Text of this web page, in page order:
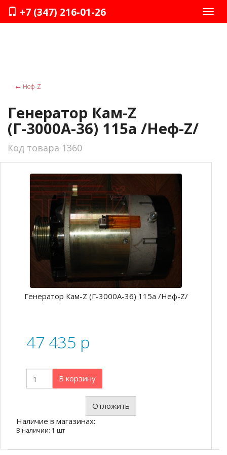
+7 (347) 216-01-26
← Неф-Z
Генератор Кам-Z
(Г-3000А-36) 115а /Неф-Z/
Код товара 1360
Генератор Кам-Z (Г-3000А-36) 115а /Неф-Z/
47 435 p
В корзину
Отложить
Наличие в магазинах:
В наличии: 1 шт